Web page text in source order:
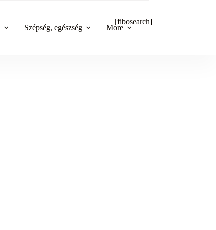
Szépség, egészség More
[fibosearch]